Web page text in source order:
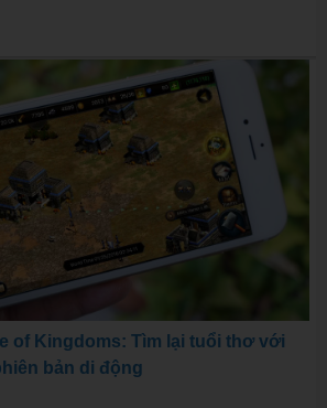
of Kingdoms: Tìm lại tuổi thơ với
bản di động